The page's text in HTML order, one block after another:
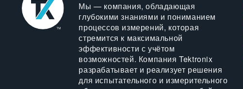
Мы — компания, обладающая
глубокими знаниями и пониманием
процессов измерений, которая
стремится к максимальной
эффективности с учётом
возможностей. Компания Tektronix
разрабатывает и реализует решения
для испытательного и измерительного